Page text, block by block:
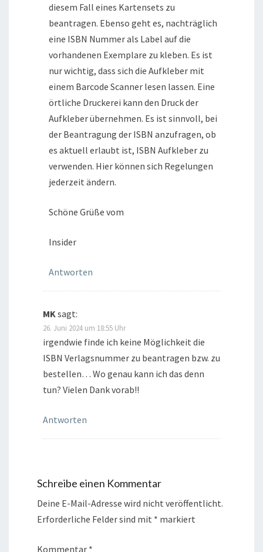
diesem Fall eines Kartensets zu
beantragen. Ebenso geht es, nachträglich
eine ISBN Nummer als Label auf die
vorhandenen Exemplare zu kleben. Es ist
nur wichtig, dass sich die Aufkleber mit
einem Barcode Scanner lesen lassen. Eine
örtliche Druckerei kann den Druck der
Aufkleber übernehmen. Es ist sinnvoll, bei
der Beantragung der ISBN anzufragen, ob
es aktuell erlaubt ist, ISBN Aufkleber zu
verwenden. Hier können sich Regelungen
jederzeit ändern.
Schöne Grüße vom
Insider
Antworten
MK sagt:
26. Juni 2024 um 18:55 Uhr
irgendwie finde ich keine Möglichkeit die
ISBN Verlagsnummer zu beantragen bzw. zu
bestellen… Wo genau kann ich das denn
tun? Vielen Dank vorab!!
Antworten
Schreibe einen Kommentar
Deine E-Mail-Adresse wird nicht veröffentlicht.
Erforderliche Felder sind mit * markiert
Kommentar *